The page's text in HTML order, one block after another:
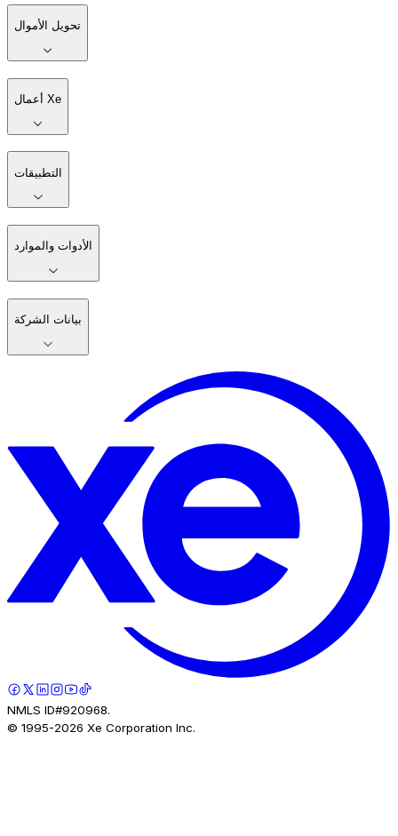
تحويل الأموال
أعمال Xe
التطبيقات
الأدوات والموارد
بيانات الشركة
NMLS ID#920968.
© 1995-2026 Xe Corporation Inc.